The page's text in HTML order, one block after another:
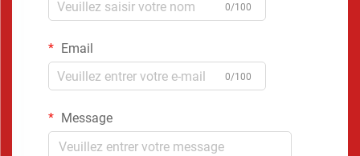
0/100
Email
0/100
Message